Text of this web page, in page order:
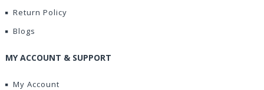
Return Policy
Blogs
MY ACCOUNT & SUPPORT
My Account